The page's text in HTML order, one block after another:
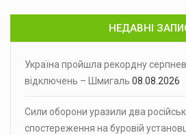
НЕДАВНІ
Україна пройшла рекордну
відключень – Шмигаль 08.08.2026
Сили оборони уразили два
спостереження на буровій